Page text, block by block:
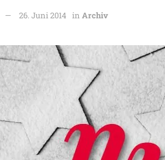
26. Juni 2014 in Archiv